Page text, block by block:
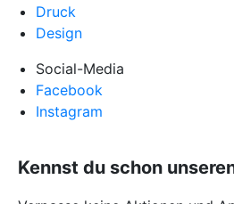
Druck
Design
Social-Media
Facebook
Instagram
Kennst du schon